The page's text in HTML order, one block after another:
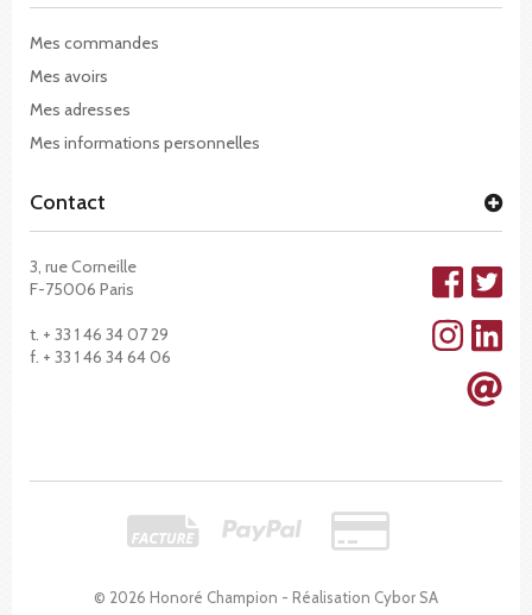
© 2026 Honoré Champion - Réalisation Cybor SA
Mes commandes
Mes avoirs
Mes adresses
Mes informations personnelles
Contact
3, rue Corneille
F-75006 Paris
t. + 33 1 46 34 07 29
f. + 33 1 46 34 64 06